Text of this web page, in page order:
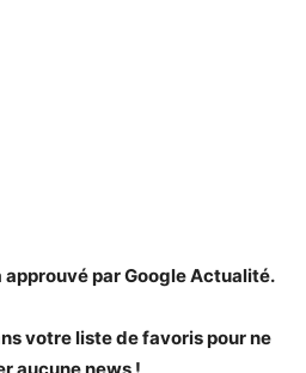
par Google Actualité.
votre liste de favoris pour ne